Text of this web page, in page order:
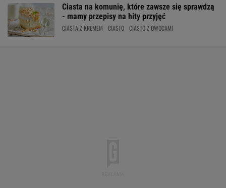
Ciasta na komunię, które zawsze się sprawdzą
- mamy przepisy na hity przyjęć
CIASTA Z KREMEM CIASTO CIASTO Z OWOCAMI